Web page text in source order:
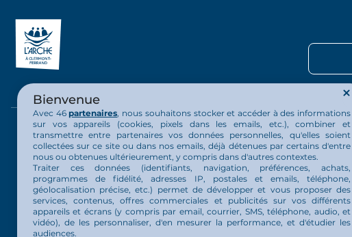
La communauté
Présentation communauté
Organisation de la communauté
Nos projets
La vie au quotidien
Nos activités
Actualités
Bienvenue
Avec 46partenaires, nous souhaitons stocker et accéder à des informations
sur vos appareils (cookies, pixels dans les emails, etc.), combiner et
transmettre entre partenaires vos données personnelles, qu'elles soient
collectées sur ce site ou dans nos emails, déjà détenues par certains d'entre
nous ou obtenues ultérieurement, y compris dans d'autres contextes.
Traiter ces données (identifiants, navigation, préférences, achats,
programmes de fidélité, adresses IP, postales et emails, téléphone,
géolocalisation précise, etc.) permet de développer et vous proposer des
services, contenus, offres commerciales et publicités sur vos différents
appareils et écrans (y compris par email, courrier, SMS, téléphone, audio, et
vidéo), de les personnaliser, d'en mesurer la performance, et d'étudier les
audiences.